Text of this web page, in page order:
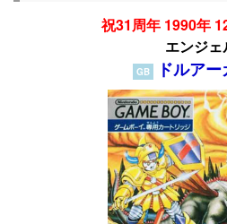
祝31周年 1990年
エンジェ
GB ドルア